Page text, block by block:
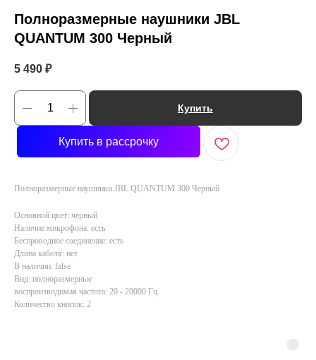
Полноразмерные наушники JBL
QUANTUM 300 Черный
5 490 ₽
Купить
Купить в рассрочку
Полноразмерные наушники JBL QUANTUM 300 Черный
Основной цвет: черный
Наличие микрофона: есть
Беспроводное соединение: есть
Длина кабеля: нет
В наличии: false
Вид: полноразмерные
воспроизводимая частота: 20 - 20000 Гц
Количество кнопок: 2